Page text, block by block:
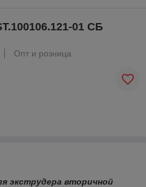
01 СБ
Опт и розница
экструдера вторичной